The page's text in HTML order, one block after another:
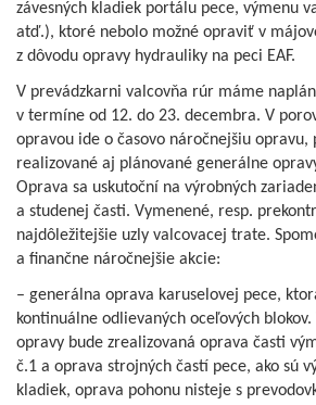
závesných kladiek portálu pece, výmenu
atď.), ktoré nebolo možné opraviť v
z dôvodu opravy hydrauliky na peci EAF.
V prevádzkarni valcovňa rúr máme
v termíne od 12. do 23. decembra. V
opravou ide o časovo náročnejšiu opravu,
realizované aj plánované generálne
Oprava sa uskutoční na výrobných
a studenej časti. Vymenené, resp.
najdôležitejšie uzly valcovacej trate.
a finančne náročnejšie akcie:
– generálna oprava karuselovej pece,
kontinuálne odlievaných oceľových
opravy bude zrealizovaná oprava časti
č.1 a oprava strojných častí pece, ako sú
kladiek, oprava pohonu nisteje s